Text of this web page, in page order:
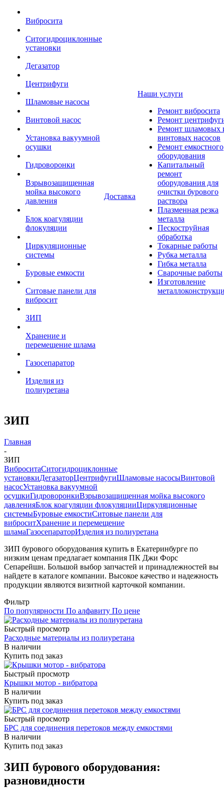
Вибросита
Ситогидроциклонные
установки
Дегазатор
Центрифуги
Шламовые насосы
Винтовой насос
Установка вакуумной
осушки
Гидроворонки
Взрывозащищенная
мойка высокого
давления
Блок коагуляции
флокуляции
Циркуляционные
системы
Буровые емкости
Ситовые панели для
вибросит
ЗИП
Хранение и
перемещение шлама
Газосепаратор
Изделия из
полиуретана
Доставка
Наши услуги
Ремонт вибросита
Ремонт
Ремонт шламовых
винтовых насосов
Ремонт емкостного
оборудования
Капитальный
ремонт
оборудования для
очистки бурового
раствора
Плазменная резка
металла
Пескоструйная
обработка
Токарные работы
Рубка металла
Гибка металла
Сварочные работы
Изготовление
ЗИП
Главная
-
ЗИП
ВиброситаСитогидроциклонные
установкиДегазаторЦентрифугиШламовые насосыВинтовой
насосУстановка вакуумной
осушкиГидроворонкиВзрывозащищенная мойка высокого
давленияБлок коагуляции флокуляцииЦиркуляционные
системыБуровые емкостиСитовые панели для
виброситХранение и перемещение
шламаГазосепараторИзделия из полиуретана
ЗИП бурового оборудования купить в Екатеринбурге по
низким ценам предлагает компания ПК Джи Форс
Сепарейшн. Большой выбор запчастей и принадлежностей вы
найдете в каталоге компании. Высокое качество и надежность
продукции являются визитной карточкой компании.
Фильтр
По популярности По алфавиту По цене
Быстрый просмотр
Расходные материалы из полиуретана
В наличии
Купить под заказ
Быстрый просмотр
Крышки мотор - вибратора
В наличии
Купить под заказ
Быстрый просмотр
БРС для соединения перетоков между емкостями
В наличии
Купить под заказ
ЗИП бурового оборудования:
разновидности